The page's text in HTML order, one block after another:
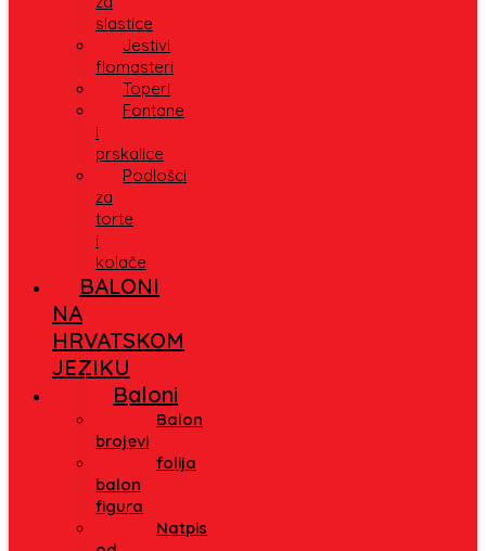
slastice
Jestivi
flomasteri
Toperi
Fontane
i
prskalice
Podlošci
za
torte
i
kolače
BALONI
NA
HRVATSKOM
JEZIKU
Baloni
Balon
brojevi
folija
balon
figura
Natpis